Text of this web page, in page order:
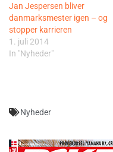
Jan Jespersen bliver
danmarksmester igen – og
stopper karrieren
1. juli 2014
In "Nyheder"
Nyheder